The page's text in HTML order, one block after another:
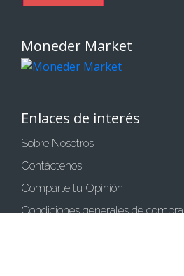
Moneder Market
Enlaces de interés
Sobre Nosotros
Contáctenos
Comparte tu Opinión
Condiciones generales de compra